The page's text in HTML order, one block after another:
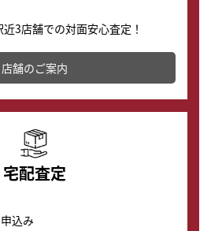
3店舗での対面安心査定！
す。渋谷本店では、時計販売の
下取りに出してお得に新しい時計
店舗のご案内
宅配査定
込み